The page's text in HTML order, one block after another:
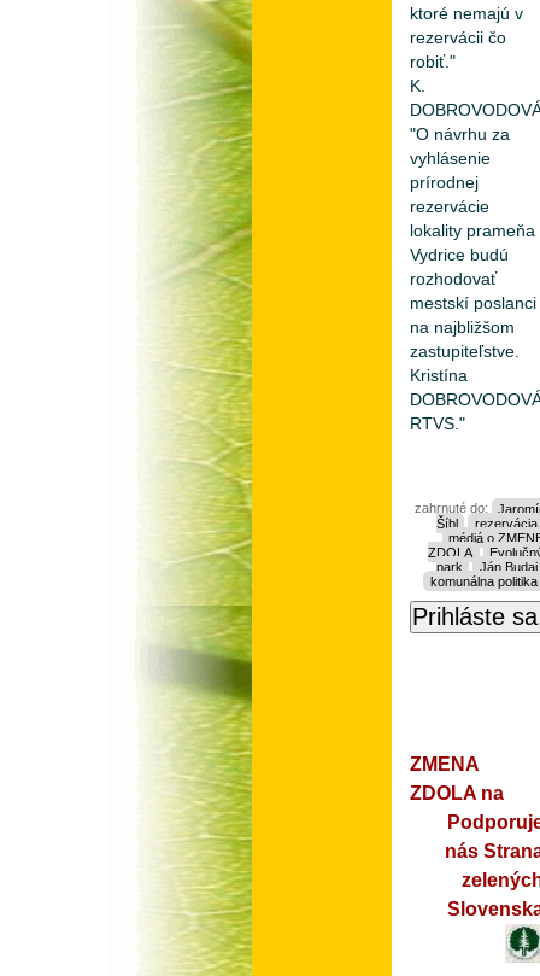
ktoré nemajú v
rezervácii čo
robiť."
K.
"O návrhu za
vyhlásenie
prírodnej
rezervácie
lokality prameňa
Vydrice budú
rozhodovať
mestskí poslanci
na najbližšom
zastupiteľstve.
Kristína
RTVS."
zahrnuté do:
Šíbl
rezervácia
médiá o
ZDOLA
park
Ján Budaj
komunálna politika
ZMENA
ZDOLA na
nás